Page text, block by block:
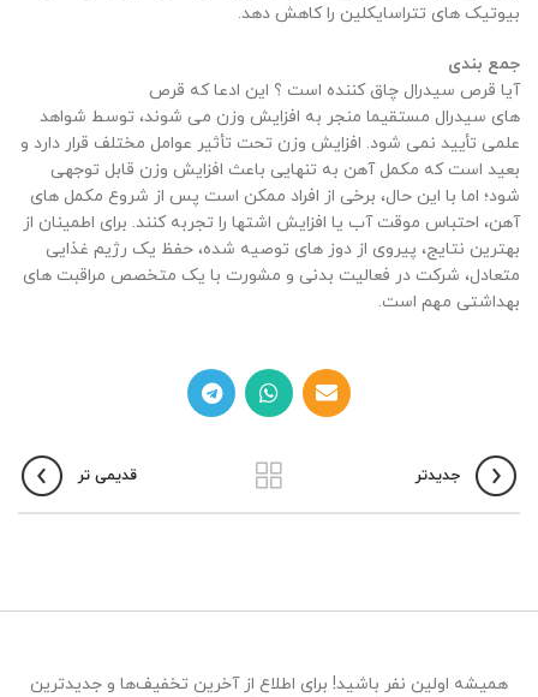
بیوتیک های تتراسایکلین را کاهش دهد.
جمع بندی
آیا قرص سیدرال چاق کننده است ؟ این ادعا که قرص‌
های سیدرال مستقیما منجر به افزایش وزن می شوند، توسط شواهد
علمی تأیید نمی شود. افزایش وزن تحت تأثیر عوامل مختلف قرار دارد و
بعید است که مکمل آهن به تنهایی باعث افزایش وزن قابل توجهی
شود؛ اما با این حال، برخی از افراد ممکن است پس از شروع مکمل‌ های
آهن، احتباس موقت آب یا افزایش اشتها را تجربه کنند. برای اطمینان از
بهترین نتایج، پیروی از دوز های توصیه شده، حفظ یک رژیم غذایی
متعادل، شرکت در فعالیت بدنی و مشورت با یک متخصص مراقبت های
بهداشتی مهم است.
جدیدتر قدیمی تر
همیشه اولین نفر باشید! برای اطلاع از آخرین تخفیف‌ها و جدیدترین